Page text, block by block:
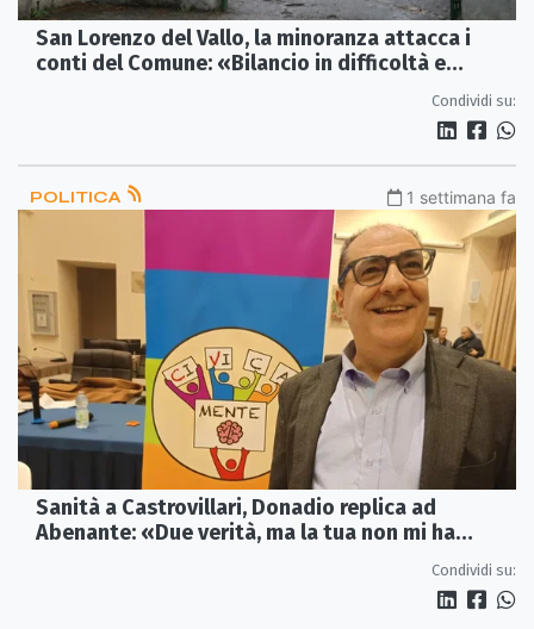
San Lorenzo del Vallo, la minoranza attacca i
conti del Comune: «Bilancio in difficoltà e
Condividi su:
POLITICA 1 settimana fa
Sanità a Castrovillari, Donadio replica ad
Abenante: «Due verità, ma la tua non mi ha
Condividi su: